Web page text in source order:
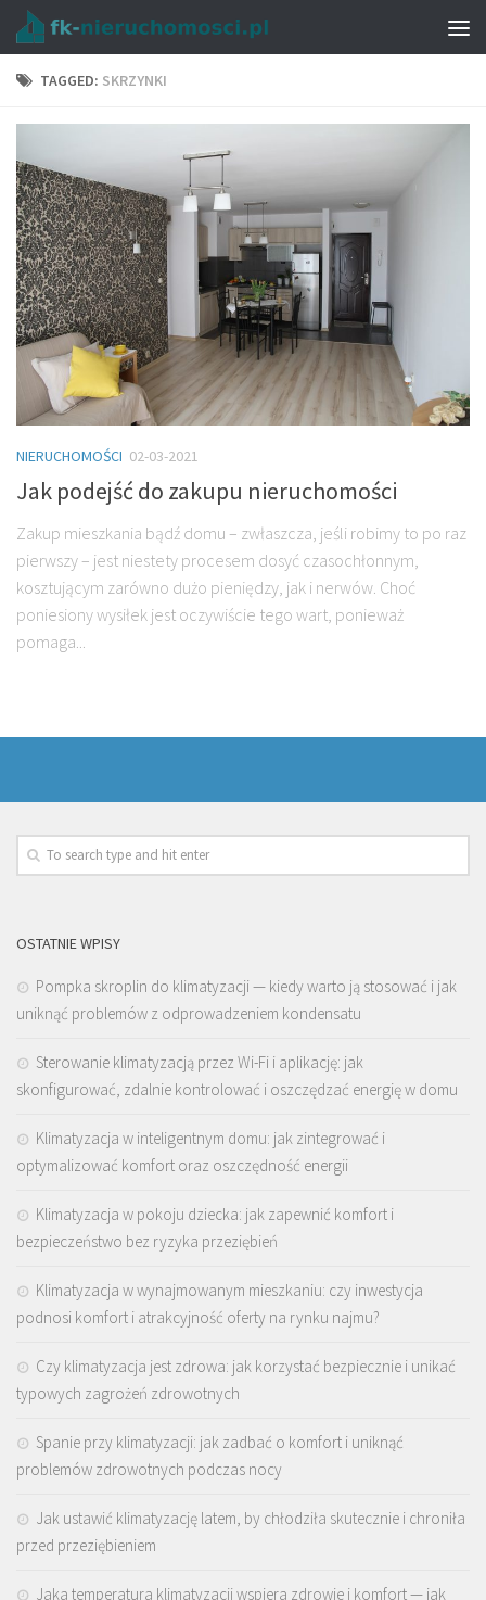
TAGGED: SKRZYNKI
NIERUCHOMOŚCI 02-03-2021
Jak podejść do zakupu nieruchomości
Zakup mieszkania bądź domu – zwłaszcza, jeśli robimy to po raz
pierwszy – jest niestety procesem dosyć czasochłonnym,
kosztującym zarówno dużo pieniędzy, jak i nerwów. Choć
poniesiony wysiłek jest oczywiście tego wart, ponieważ
pomaga...
OSTATNIE WPISY
Pompka skroplin do klimatyzacji — kiedy warto ją stosować i jak
uniknąć problemów z odprowadzeniem kondensatu
Sterowanie klimatyzacją przez Wi-Fi i aplikację: jak
skonfigurować, zdalnie kontrolować i oszczędzać energię w domu
Klimatyzacja w inteligentnym domu: jak zintegrować i
optymalizować komfort oraz oszczędność energii
Klimatyzacja w pokoju dziecka: jak zapewnić komfort i
bezpieczeństwo bez ryzyka przeziębień
Klimatyzacja w wynajmowanym mieszkaniu: czy inwestycja
podnosi komfort i atrakcyjność oferty na rynku najmu?
Czy klimatyzacja jest zdrowa: jak korzystać bezpiecznie i unikać
typowych zagrożeń zdrowotnych
Spanie przy klimatyzacji: jak zadbać o komfort i uniknąć
problemów zdrowotnych podczas nocy
Jak ustawić klimatyzację latem, by chłodziła skutecznie i chroniła
przed przeziębieniem
Jaka temperatura klimatyzacji wspiera zdrowie i komfort — jak